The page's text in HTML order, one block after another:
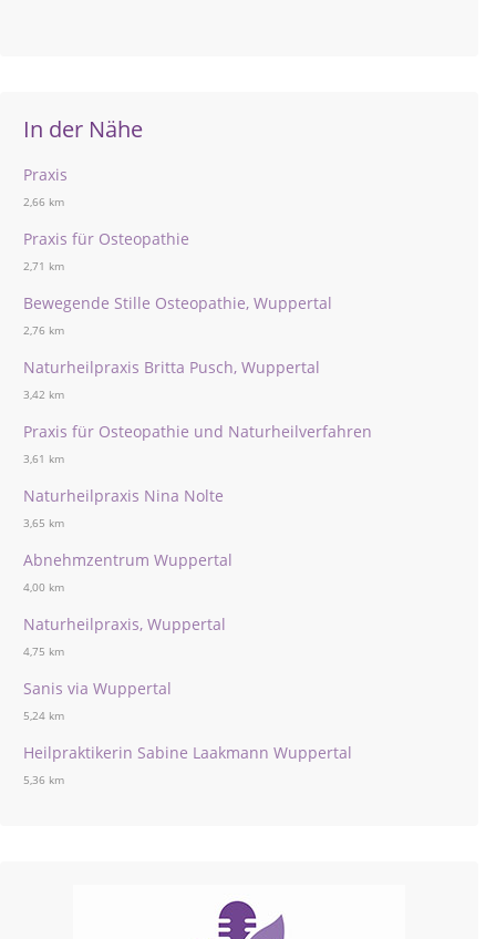
In der Nähe
Praxis
2,66 km
Praxis für Osteopathie
2,71 km
Bewegende Stille Osteopathie, Wuppertal
2,76 km
Naturheilpraxis Britta Pusch, Wuppertal
3,42 km
Praxis für Osteopathie und Naturheilverfahren
3,61 km
Naturheilpraxis Nina Nolte
3,65 km
Abnehmzentrum Wuppertal
4,00 km
Naturheilpraxis, Wuppertal
4,75 km
Sanis via Wuppertal
5,24 km
Heilpraktikerin Sabine Laakmann Wuppertal
5,36 km